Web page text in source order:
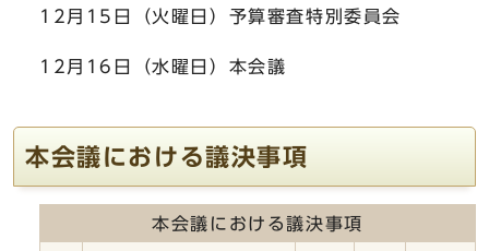
12月15日（火曜日）予算審査特別委員会
12月16日（水曜日）本会議
本会議における議決事項
本会議における議決事項